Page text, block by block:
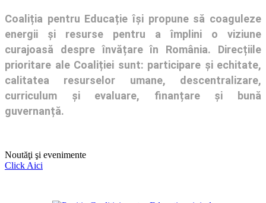
Coaliția pentru Educație își propune să coaguleze
energii și resurse pentru a împlini o viziune
curajoasă despre învățare în România. Direcțiile
prioritare ale Coaliției sunt: participare și echitate,
calitatea resurselor umane, descentralizare,
curriculum și evaluare, finanțare și bună
guvernanță.
Noutăţi şi evenimente
Click Aici